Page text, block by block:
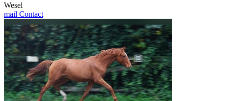
Wesel
mail Contact